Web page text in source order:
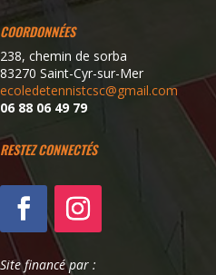
COORDONNÉES
238, chemin de sorba
83270 Saint-Cyr-sur-Mer
ecoledetennistcsc@gmail.com
06 88 06 49 79
RESTEZ CONNECTÉS
Site financé par :